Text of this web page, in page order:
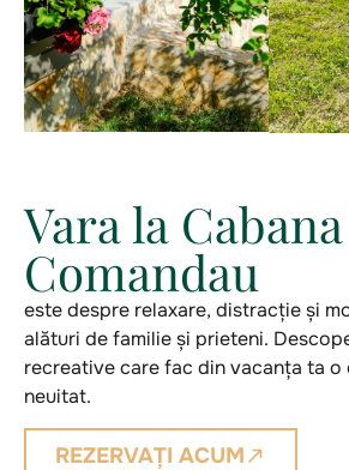
Vara la
Comandau
este despre relaxare, distracție și
alături de familie și prieteni.
recreative care fac din vacanța ta o
neuitat.
REZERVAȚI ACUM